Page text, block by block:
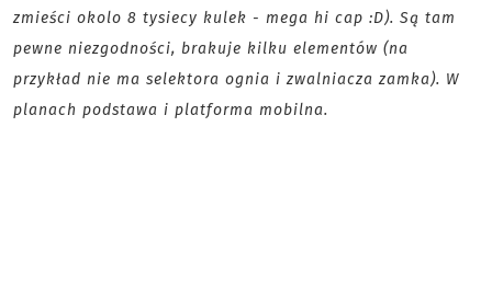
zmieści okolo 8 tysiecy kulek - mega hi cap :D). Są tam
pewne niezgodności, brakuje kilku elementów (na
przykład nie ma selektora ognia i zwalniacza zamka). W
planach podstawa i platforma mobilna.